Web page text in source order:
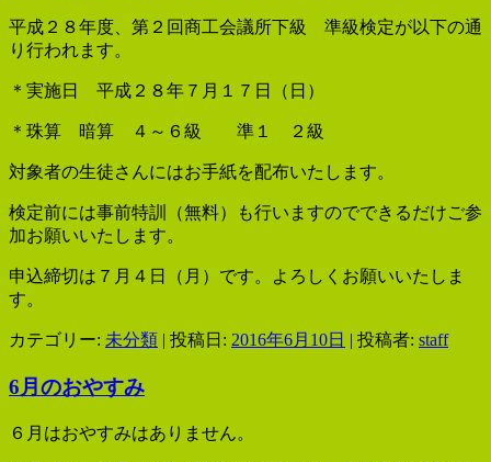
平成２８年度、第２回商工会議所下級 準級検定が以下の通
り行われます。
＊実施日 平成２８年７月１７日（日）
＊珠算 暗算 ４～６級 準１ ２級
対象者の生徒さんにはお手紙を配布いたします。
検定前には事前特訓（無料）も行いますのでできるだけご参
加お願いいたします。
申込締切は７月４日（月）です。よろしくお願いいたしま
す。
カテゴリー: 未分類 | 投稿日: 2016年6月10日 | 投稿者: staff
6月のおやすみ
６月はおやすみはありません。